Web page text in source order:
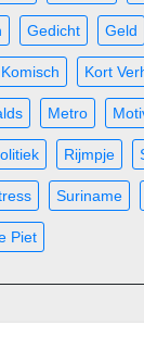
Gedicht Geld
Komisch Kort
Metro
Rijmpje
Suriname
Piet